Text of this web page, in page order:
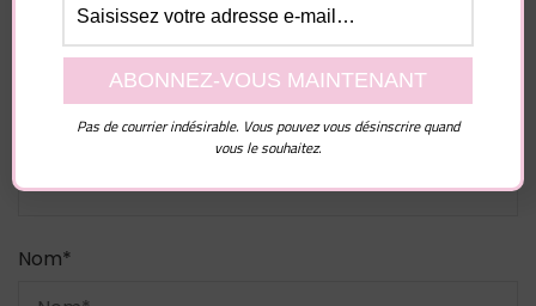
Commentaire
Nom*
Pas de courrier indésirable. Vous pouvez vous désinscrire quand
vous le souhaitez.